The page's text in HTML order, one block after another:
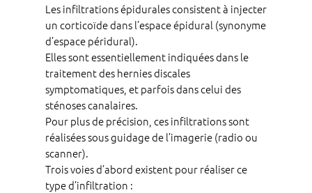
Les infiltrations épidurales consistent à injecter
un corticoïde dans l’espace épidural (synonyme
d’espace péridural).
Elles sont essentiellement indiquées dans le
traitement des hernies discales
symptomatiques, et parfois dans celui des
sténoses canalaires.
Pour plus de précision, ces infiltrations sont
réalisées sous guidage de l’imagerie (radio ou
scanner).
Trois voies d’abord existent pour réaliser ce
type d’infiltration :